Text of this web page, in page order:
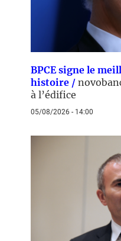
BPCE signe le
histoire /
à l’édifice
05/08/2026 - 14:00